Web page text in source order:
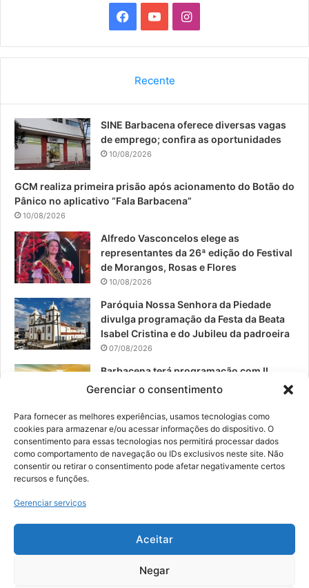
Gerenciar o consentimento
Para fornecer as melhores experiências, usamos tecnologias como
cookies para armazenar e/ou acessar informações do dispositivo. O
consentimento para essas tecnologias nos permitirá processar dados
como comportamento de navegação ou IDs exclusivos neste site. Não
consentir ou retirar o consentimento pode afetar negativamente certos
recursos e funções.
Gerenciar serviços
Aceitar
Negar
a
b
o
o
o
u
e
I
n
a
r
m
Recente
SINE Barbacena oferece diversas vagas
de emprego; confira as oportunidades
10/08/2026
GCM realiza primeira prisão após acionamento do Botão do
Pânico no aplicativo “Fala Barbacena”
10/08/2026
Alfredo Vasconcelos elege as
representantes da 26ª edição do Festival
de Morangos, Rosas e Flores
10/08/2026
Paróquia Nossa Senhora da Piedade
divulga programação da Festa da Beata
Isabel Cristina e do Jubileu da padroeira
07/08/2026
Barbacena terá programação com II
Festival Gastronômico e a 4ª Semana da
anos da cidade
07/08/2026
© 2026, Todos os direitos reservados | Desenvolvido por:
Digital Business| Hospedado por:NP Publicidade
Fale Conosco
Sobre Nós
Política de Segurança e Privacidade